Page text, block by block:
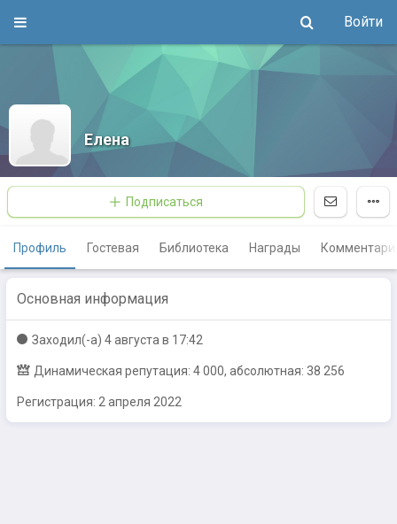
Войти
Елена
Подписаться
Профиль Гостевая Библиотека Награды
Основная информация
Заходил(-a) 4 августа в 17:42
Динамическая репутация: 4 000, абсолютная: 38 256
Регистрация: 2 апреля 2022